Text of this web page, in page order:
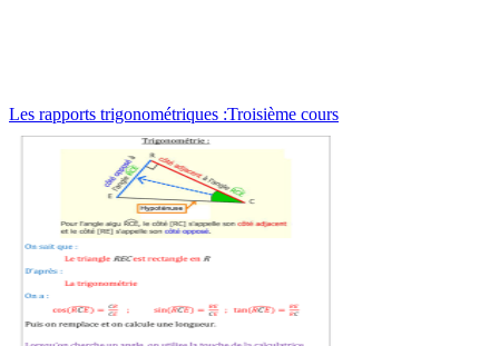
Les rapports trigonométriques :Troisième cours